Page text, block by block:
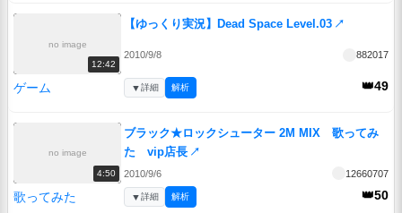
no image
12:42
【ゆっくり実況】Dead Space Level.03 ↗
2010/9/8 882017
ゲーム 👑49
▼詳細 解析
no image
4:50
ブラック★ロックシューター 2M MIX 歌ってみ
た vip店長 ↗
2010/9/6 12660707
歌ってみた 👑50
▼詳細 解析